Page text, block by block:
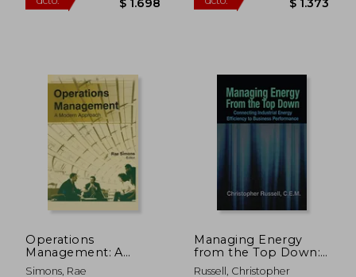
Operations
Management: A
Modern Approach
Simons, Rae
Managing Energy
from the Top Down:
Connecting Industrial
Russell, Christopher